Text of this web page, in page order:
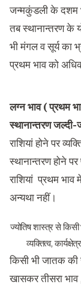
जन्मकुंडली के दशम
तब स्थानान्तरण के
भी मंगल व सूर्य का
प्रथम भाव को
लग्न भाव ( प्रथम
स्थानान्तरण जल्दी-
राशियां होने पर
स्थानान्तरण होने
राशियां प्रथम भाव
अन्यथा नहीं।
ज्योतिष शास्त्र से
व्यक्तित्व,
किसी भी जातक की
खासकर तीसरा भाव